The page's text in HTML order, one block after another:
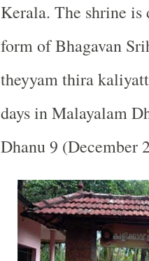
Kerala. The shrine
form of Bhagavan
theyyam thira
days in Malayalam
Dhanu 9 (December